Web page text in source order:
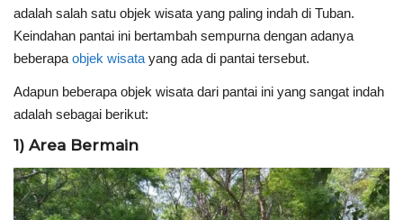
adalah salah satu objek wisata yang paling indah di Tuban.
Keindahan pantai ini bertambah sempurna dengan adanya
beberapa objek wisata yang ada di pantai tersebut.
Adapun beberapa objek wisata dari pantai ini yang sangat indah
adalah sebagai berikut:
1) Area Bermain